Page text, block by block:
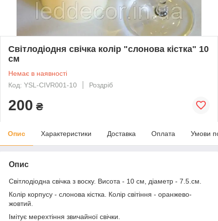
Світлодіодня свічка колір "слонова кістка" 10
см
Немає в наявності
Код: YSL-CIVR001-10
Роздріб
200 ₴
Опис Характеристики Доставка Оплата Умови
Опис
Світлодіодна свічка з воску. Висота - 10 см, діаметр - 7.5.см.
Колір корпусу - слонова кістка. Колір світіння - оранжево-
жовтий.
Імітує мерехтіння звичайної свічки.